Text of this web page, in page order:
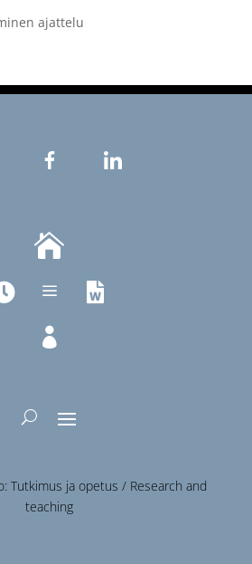
ajattelu
a



Tutkimus ja opetus / Research and
teaching